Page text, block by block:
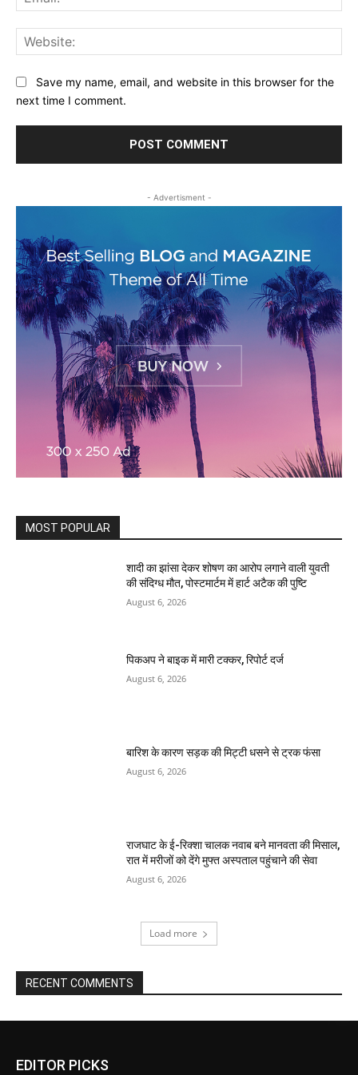
Save my name, email, and website in this browser for the
next time I comment.
- Advertisment -
MOST POPULAR
शादी का झांसा देकर शोषण का आरोप लगाने वाली युवती
की संदिग्ध मौत, पोस्टमार्टम में हार्ट अटैक की पुष्टि
August 6, 2026
पिकअप ने बाइक में मारी टक्कर, रिपोर्ट दर्ज
August 6, 2026
बारिश के कारण सड़क की मिट्टी धसने से ट्रक फंसा
August 6, 2026
राजघाट के ई-रिक्शा चालक नवाब बने मानवता की मिसाल,
रात में मरीजों को देंगे मुफ्त अस्पताल पहुंचाने की सेवा
August 6, 2026
Load more
RECENT COMMENTS
EDITOR PICKS